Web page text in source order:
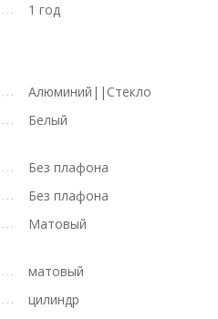
1 год
Алюминий||Стекло
Белый
Без плафона
Без плафона
Матовый
матовый
цилиндр